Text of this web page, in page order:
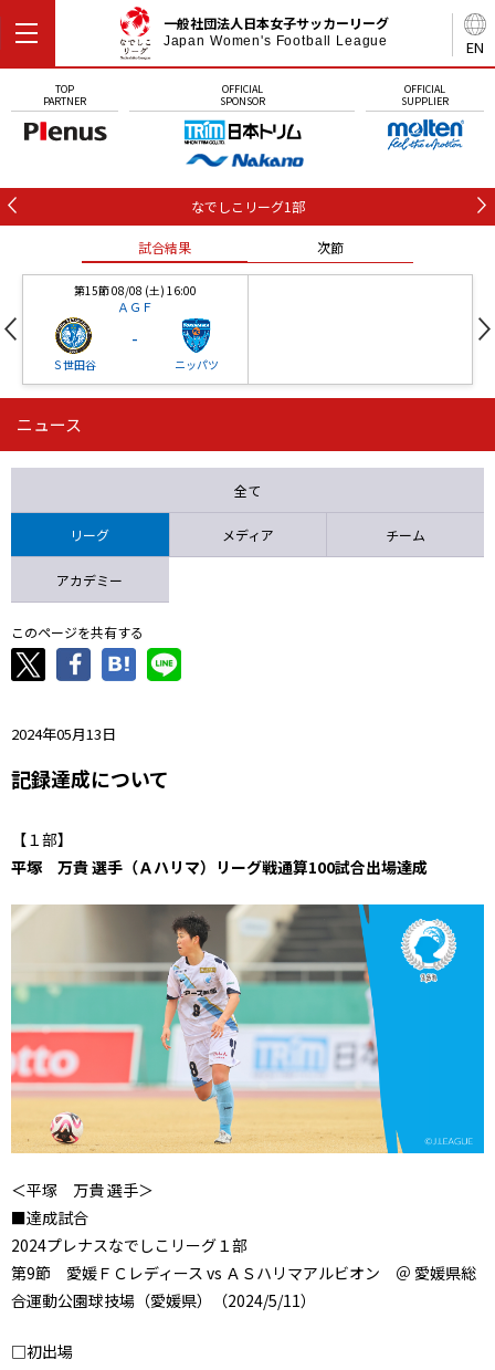
EN
一般社団法人日本女子サッカーリーグ
Japan Women's Football League
TOP
PARTNER
OFFICIAL
SPONSOR
OFFICIAL
SUPPLIER
なでしこリーグ1部
試合結果 次節
第15節 08/08 (土) 16:00
ＡＧＦ
Ｓ世田谷
-
ニッパツ
第16節 09/05 (土) 15:00
ニッパツ 石人の星
ニュース
全て
リーグ メディア チーム
アカデミー
このページを共有する
2024年05月13日
記録達成について
【１部】
平塚 万貴 選手（Ａハリマ）リーグ戦通算100試合出場達成
＜平塚 万貴 選手＞
■達成試合
2024プレナスなでしこリーグ１部
第9節 愛媛ＦＣレディース vs ＡＳハリマアルビオン ＠ 愛媛県総
合運動公園球技場（愛媛県）（2024/5/11）
□初出場